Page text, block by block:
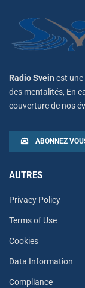
Radio Svein est
des mentalités, En
couverture de nos
ABONNEZ
AUTRES
Privacy Policy
Terms of Use
Cookies
Data Information
Compliance